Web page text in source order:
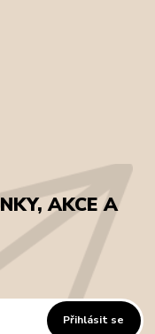
AKCE A
Přihlásit se